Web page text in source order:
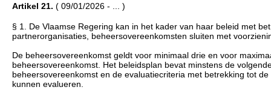
Artikel 21. ( 09/01/2026 - ... )
§ 1. De Vlaamse Regering kan in het kader van haar beleid met
partnerorganisaties, beheersovereenkomsten sluiten met
De beheersovereenkomst geldt voor minimaal drie en voor
beheersovereenkomst. Het beleidsplan bevat minstens de
beheersovereenkomst en de evaluatiecriteria met betrekking tot
kunnen evalueren.